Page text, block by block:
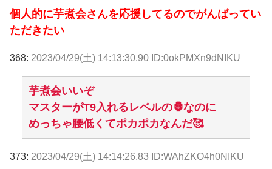
個人的に芋煮会さんを応援してるのでがんばってい
ただきたい
368: 2023/04/29(土) 14:13:30.90 ID:0okPMXn9dNIKU
芋煮会いいぞ
マスターがT9入れるレベルの🦍なのに
めっちゃ腰低くてポカポカなんだ🥰
373: 2023/04/29(土) 14:14:26.83 ID:WAhZKO4h0NIKU